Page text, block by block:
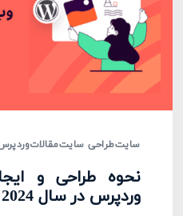
سایتطراحی سایتمقالات
نحوه طراحی و
وردپرس در سال 2024 (آموزش نهایی)